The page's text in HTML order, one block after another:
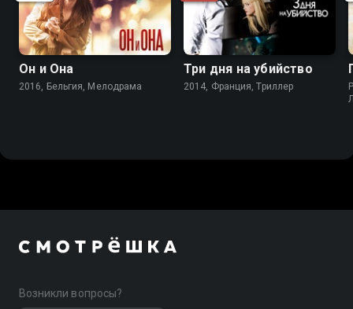
Он и Она
2016, Бельгия, Мелодрама
Три дня на убийство
2014, Франция, Триллер
Возникли вопросы?